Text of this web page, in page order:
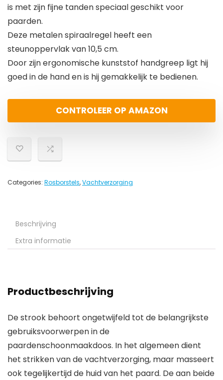
is met zijn fijne tanden speciaal geschikt voor
paarden.
Deze metalen spiraalregel heeft een
steunoppervlak van 10,5 cm.
Door zijn ergonomische kunststof handgreep ligt hij
goed in de hand en is hij gemakkelijk te bedienen.
CONTROLEER OP AMAZON
Categories: Rosborstels,Vachtverzorging
Beschrijving
Extra informatie
Productbeschrijving
De strook behoort ongetwijfeld tot de belangrijkste
gebruiksvoorwerpen in de
paardenschoonmaakdoos. In het algemeen dient
het strikken van de vachtverzorging, maar masseert
ook tegelijkertijd de huid van het paard. De aan beide